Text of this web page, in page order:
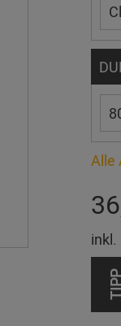
Alle
inkl.
TIPP